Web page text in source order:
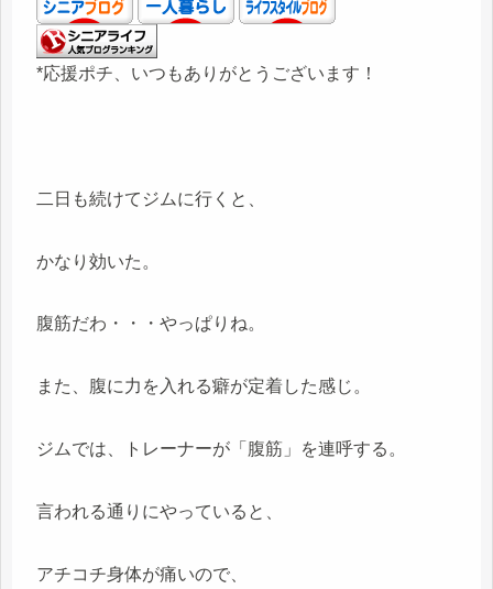
*応援ポチ、いつもありがとうございます！
二日も続けてジムに行くと、
かなり効いた。
腹筋だわ・・・やっぱりね。
また、腹に力を入れる癖が定着した感じ。
ジムでは、トレーナーが「腹筋」を連呼する。
言われる通りにやっていると、
アチコチ身体が痛いので、